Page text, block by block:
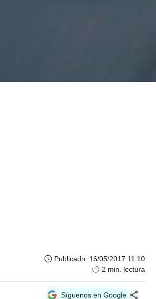
Publicado: 16/05/2017 11:10
2 min. lectura
Síguenos en Google